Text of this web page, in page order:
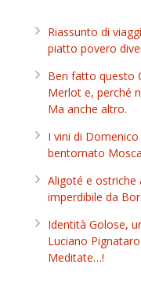
Riassunto di
piatto povero
Ben fatto questo
Merlot e, perché
Ma anche altro.
I vini di
bentornato
Aligoté e ostriche
imperdibile da
Identità Golose,
Luciano
Meditate…!